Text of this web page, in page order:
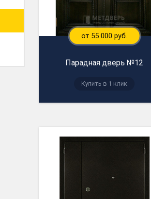
от 55 000 руб.
Парадная дверь №12